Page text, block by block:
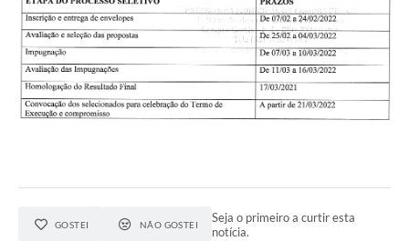
GOSTEI NÃO GOSTEI
Seja o primeiro a curtir esta
notícia.